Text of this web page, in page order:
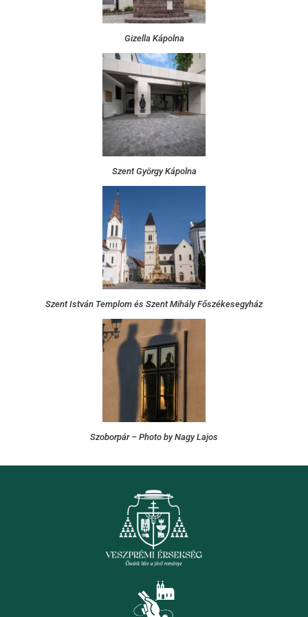
Gizella Kápolna
Szent György Kápolna
Szent István Templom és Szent Mihály Főszékesegyház
Szoborpár – Photo by Nagy Lajos